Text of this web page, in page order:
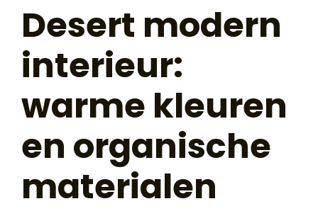
Desert modern
interieur:
warme kleuren
en organische
materialen